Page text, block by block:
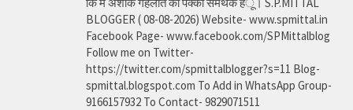
BLOGGER ( 08-08-2026) Website- www.spmittal.in
Facebook Page- www.facebook.com/SPMittalblog
Follow me on Twitter-
https://twitter.com/spmittalblogger?s=11 Blog-
spmittal.blogspot.com To Add in WhatsApp Group-
9166157932 To Contact- 9829071511